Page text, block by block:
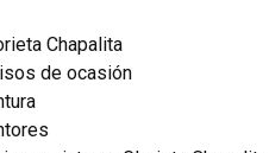
Chapalita
de ocasión